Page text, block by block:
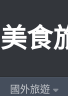
食
國外旅遊